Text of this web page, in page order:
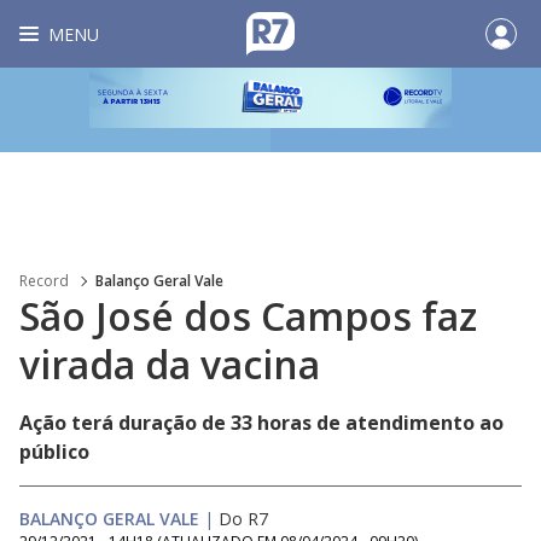
MENU
Record Balanço Geral Vale
São José dos Campos faz
virada da vacina
Ação terá duração de 33 horas de atendimento ao
público
BALANÇO GERAL VALE | Do R7